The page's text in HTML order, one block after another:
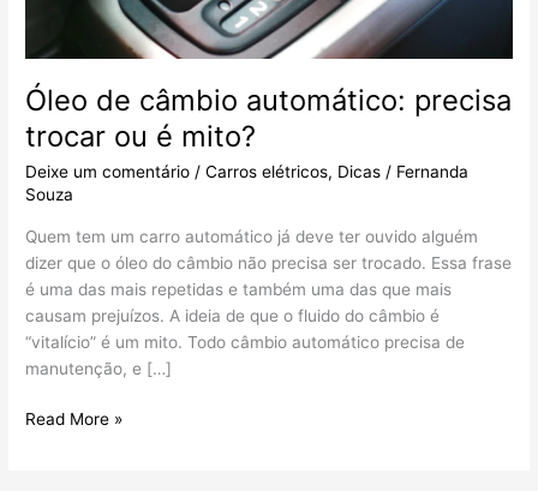
Óleo de câmbio automático: precisa
trocar ou é mito?
Deixe um comentário /Carros elétricos, Dicas / Fernanda
Souza
Quem tem um carro automático já deve ter ouvido alguém
dizer que o óleo do câmbio não precisa ser trocado. Essa frase
é uma das mais repetidas e também uma das que mais
causam prejuízos. A ideia de que o fluido do câmbio é
“vitalício” é um mito. Todo câmbio automático precisa de
manutenção, e […]
Read More »